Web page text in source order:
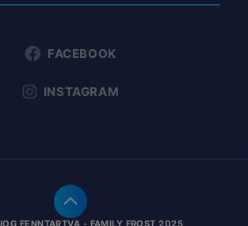
FACEBOOK
INSTAGRAM
FENNTARTVA - FAMILY FROST 2025